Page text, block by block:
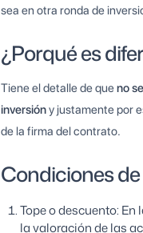
sea en otra ronda de
¿Porqué es
Tiene el detalle de queno
inversióny justamente por
de la firma del contrato.
Condiciones
Tope o descuento:
la valoración de las